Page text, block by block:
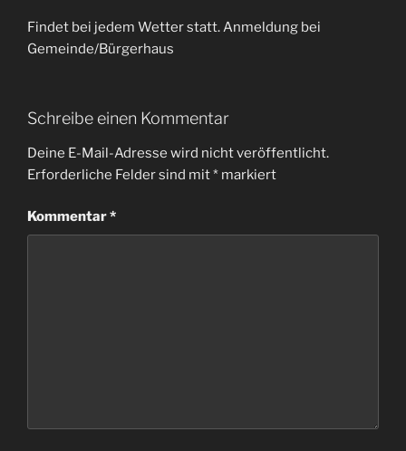
Findet bei jedem Wetter statt. Anmeldung bei
Gemeinde/Bürgerhaus
Schreibe einen Kommentar
Deine E-Mail-Adresse wird nicht veröffentlicht.
Erforderliche Felder sind mit* markiert
Kommentar*